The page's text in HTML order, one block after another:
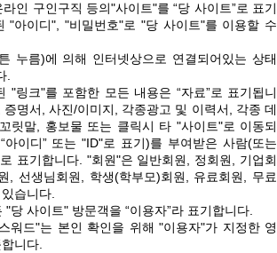
인 구인구직 등의"사이트"를 “당 사이트”로 표기
"아이디", "비밀번호"로 "당 사이트"를 이용할 수
누름)에 의해 인터넷상으로 연결되어있는 상태
.
"링크"를 포함한 모든 내용은 “자료”로 표기됩니
명서, 사진/이미지, 각종광고 및 이력서, 각종 데
릿말, 홍보물 또는 클릭시 타 "사이트"로 이동되
이디” 또는 "ID"로 표기)를 부여받은 사람(또는
표기합니다. "회원"은 일반회원, 정회원, 기업회
, 선생님회원, 학생(학부모)회원, 유료회원, 무료
습니다.
당 사이트" 방문객을 “이용자”라 표기합니다.
워드"는 본인 확인을 위해 "이용자"가 지정한 영
니다.